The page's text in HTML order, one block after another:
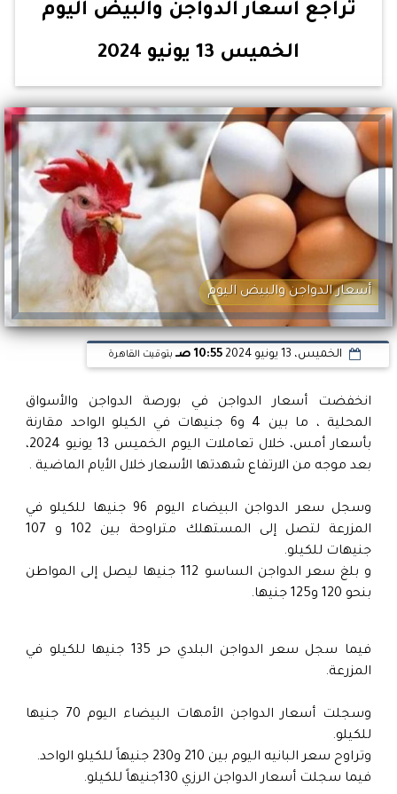
تراجع أسعار الدواجن والبيض اليوم
الخميس 13 يونيو 2024
أسعار الدواجن والبيض اليوم
الخميس، 13 يونيو 2024 10:55 صـ بتوقيت القاهرة
انخفضت أسعار الدواجن في بورصة الدواجن والأسواق
المحلية ، ما بين 4 و6 جنيهات في الكيلو الواحد مقارنة
بأسعار أمس، خلال تعاملات اليوم الخميس 13 يونيو 2024،
بعد موجه من الارتفاع شهدتها الأسعار خلال الأيام الماضية .
وسجل سعر الدواجن البيضاء اليوم 96 جنيها للكيلو في
المزرعة لتصل إلى المستهلك متراوحة بين 102 و 107
جنيهات للكيلو.
و بلغ سعر الدواجن الساسو 112 جنيها ليصل إلى المواطن
بنحو 120 و125 جنيها.
فيما سجل سعر الدواجن البلدي حر 135 جنيها للكيلو في
المزرعة.
وسجلت أسعار الدواجن الأمهات البيضاء اليوم 70 جنيها
للكيلو.
وتراوح سعر البانيه اليوم بين 210 و230 جنيهاً للكيلو الواحد.
فيما سجلت أسعار الدواجن الرزي 130جنيهاً للكيلو.